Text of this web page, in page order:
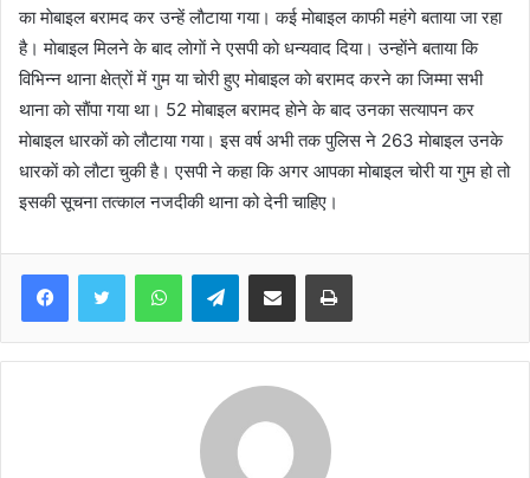
का माेबाइल बरामद कर उन्हें लाैटाया गया। कई माेबाइल काफी महंगे बताया जा रहा
है। माेबाइल मिलने के बाद लाेगाें ने एसपी काे धन्यवाद दिया। उन्हाेंने बताया कि
विभिन्न थाना क्षेत्राें में गुम या चाेरी हुए माेबाइल काे बरामद करने का जिम्मा सभी
थाना काे साैंपा गया था। 52 माेबाइल बरामद हाेने के बाद उनका सत्यापन कर
माेबाइल धारकाें काे लाैटाया गया। इस वर्ष अभी तक पुलिस ने 263 माेबाइल उनके
धारकाें काे लाैटा चुकी है। एसपी ने कहा कि अगर आपका मोबाइल चोरी या गुम हो तो
इसकी सूचना तत्काल नजदीकी थाना को देनी चाहिए।
Telegram